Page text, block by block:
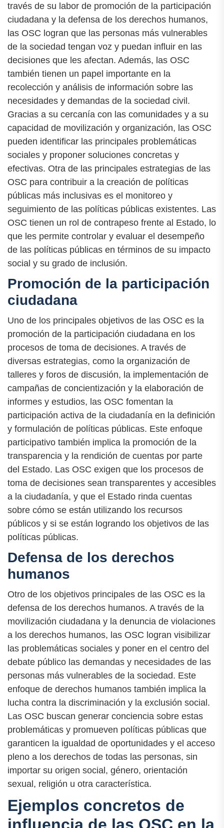
través de su labor de promoción de la participación
ciudadana y la defensa de los derechos humanos,
las OSC logran que las personas más vulnerables
de la sociedad tengan voz y puedan influir en las
decisiones que les afectan. Además, las OSC
también tienen un papel importante en la
recolección y análisis de información sobre las
necesidades y demandas de la sociedad civil.
Gracias a su cercanía con las comunidades y a su
capacidad de movilización y organización, las OSC
pueden identificar las principales problemáticas
sociales y proponer soluciones concretas y
efectivas. Otra de las principales estrategias de las
OSC para contribuir a la creación de políticas
públicas más inclusivas es el monitoreo y
seguimiento de las políticas públicas existentes. Las
OSC tienen un rol de contrapeso frente al Estado, lo
que les permite controlar y evaluar el desempeño
de las políticas públicas en términos de su impacto
social y su grado de inclusión.
Promoción de la participación
ciudadana
Uno de los principales objetivos de las OSC es la
promoción de la participación ciudadana en los
procesos de toma de decisiones. A través de
diversas estrategias, como la organización de
talleres y foros de discusión, la implementación de
campañas de concientización y la elaboración de
informes y estudios, las OSC fomentan la
participación activa de la ciudadanía en la definición
y formulación de políticas públicas. Este enfoque
participativo también implica la promoción de la
transparencia y la rendición de cuentas por parte
del Estado. Las OSC exigen que los procesos de
toma de decisiones sean transparentes y accesibles
a la ciudadanía, y que el Estado rinda cuentas
sobre cómo se están utilizando los recursos
públicos y si se están logrando los objetivos de las
políticas públicas.
Defensa de los derechos
humanos
Otro de los objetivos principales de las OSC es la
defensa de los derechos humanos. A través de la
movilización ciudadana y la denuncia de violaciones
a los derechos humanos, las OSC logran visibilizar
las problemáticas sociales y poner en el centro del
debate público las demandas y necesidades de las
personas más vulnerables de la sociedad. Este
enfoque de derechos humanos también implica la
lucha contra la discriminación y la exclusión social.
Las OSC buscan generar conciencia sobre estas
problemáticas y promueven políticas públicas que
garanticen la igualdad de oportunidades y el acceso
pleno a los derechos de todas las personas, sin
importar su origen social, género, orientación
sexual, religión u otra característica.
Ejemplos concretos de